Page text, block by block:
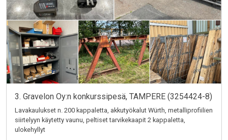
3. Gravelon Oy:n konkurssipesä, TAMPERE (3254424-8)
Lavakaulukset n. 200 kappaletta, akkutyökalut Würth, metalliprofiilien
siirtelyyn käytetty vaunu, peltiset tarvikekaapit 2 kappaletta,
ulokehyllyt